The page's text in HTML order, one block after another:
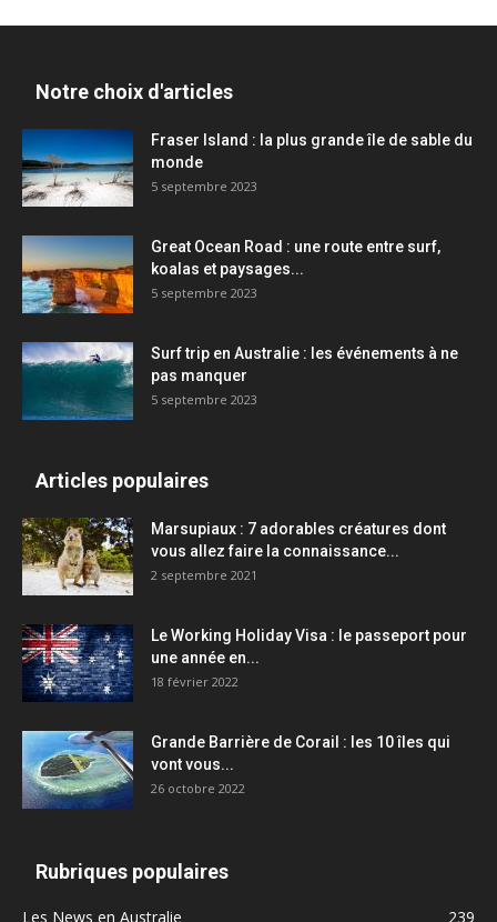
Notre choix d'articles
Fraser Island : la plus grande île de sable du
monde
5 septembre 2023
Great Ocean Road : une route entre surf,
koalas et paysages...
5 septembre 2023
Surf trip en Australie : les événements à ne
pas manquer
5 septembre 2023
Articles populaires
Marsupiaux : 7 adorables créatures dont
vous allez faire la connaissance...
2 septembre 2021
Le Working Holiday Visa : le passeport pour
une année en...
18 février 2022
Grande Barrière de Corail : les 10 îles qui
vont vous...
26 octobre 2022
Rubriques populaires
Les News en Australie
239